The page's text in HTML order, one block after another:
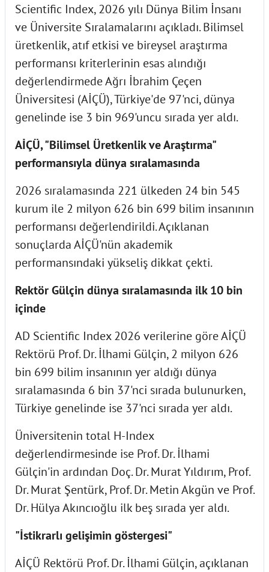
Scientific Index, 2026 yılı Dünya Bilim İnsanı
ve Üniversite Sıralamalarını açıkladı. Bilimsel
üretkenlik, atıf etkisi ve bireysel araştırma
performansı kriterlerinin esas alındığı
değerlendirmede Ağrı İbrahim Çeçen
Üniversitesi (AİÇÜ), Türkiye'de 97'nci, dünya
genelinde ise 3 bin 969'uncu sırada yer aldı.
AİÇÜ, "Bilimsel Üretkenlik ve Araştırma"
performansıyla dünya sıralamasında
2026 sıralamasında 221 ülkeden 24 bin 545
kurum ile 2 milyon 626 bin 699 bilim insanının
performansı değerlendirildi. Açıklanan
sonuçlarda AİÇÜ'nün akademik
performansındaki yükseliş dikkat çekti.
Rektör Gülçin dünya sıralamasında ilk 10 bin
içinde
AD Scientific Index 2026 verilerine göre AİÇÜ
Rektörü Prof. Dr. İlhami Gülçin, 2 milyon 626
bin 699 bilim insanının yer aldığı dünya
sıralamasında 6 bin 37'nci sırada bulunurken,
Türkiye genelinde ise 37'nci sırada yer aldı.
Üniversitenin total H-Index
değerlendirmesinde ise Prof. Dr. İlhami
Gülçin'in ardından Doç. Dr. Murat Yıldırım, Prof.
Dr. Murat Şentürk, Prof. Dr. Metin Akgün ve Prof.
Dr. Hülya Akıncıoğlu ilk beş sırada yer aldı.
"İstikrarlı gelişimin göstergesi"
AİÇÜ Rektörü Prof. Dr. İlhami Gülçin, açıklanan